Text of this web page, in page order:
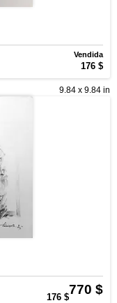
Vendida
176 $
9.84 x 9.84 in
770 $
176 $